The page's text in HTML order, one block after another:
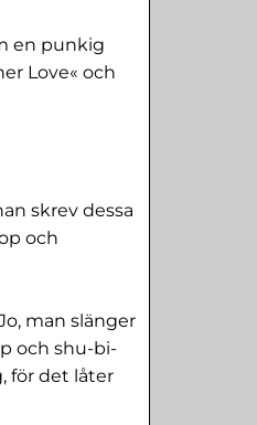
en punkig
Love« och
skrev dessa
och
man slänger
och shu-bi-
för det låter